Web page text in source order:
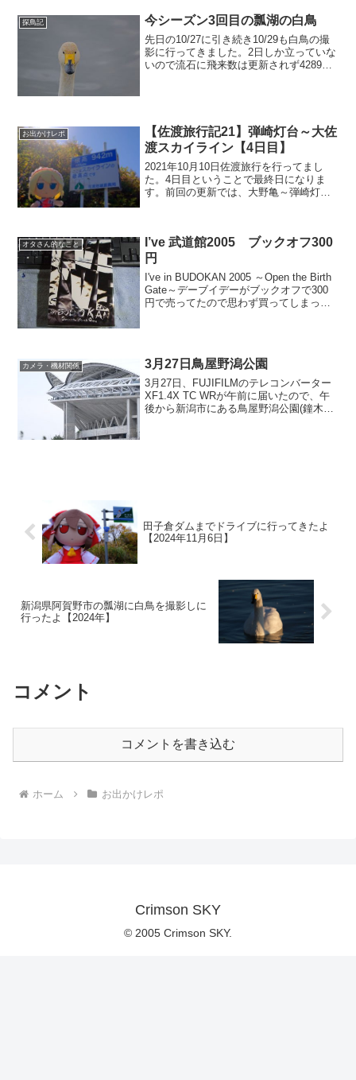
探鳥記 今シーズン3回目の瓢湖の白鳥
先日の10/27に引き続き10/29も白鳥の撮
影に行ってきました。2日しか立っていな
いので流石に飛来数は更新されず4289羽
お出かけレポ
【佐渡旅行記21】弾崎灯台～大佐
渡スカイライン【4日目】
2021年10月10日佐渡旅行を行ってまし
た。4日目ということで最終日になりま
す。前回の更新では、大野亀～弾崎灯台
側に向かいます...
オタさん的なこと
I’ve 武道館2005 ブックオフ300
円
I've in BUDOKAN 2005 ～Open the Birth
Gate～デーブイデーがブックオフで300
円で売ってたので思わず買ってしまった
カメラ・機材関係 3月27日鳥屋野潟公園
3月27日、FUJIFILMのテレコンバーター
XF1.4X TC WRが午前に届いたので、午
後から新潟市にある鳥屋野潟公園(鐘木地
田子倉ダムまでドライブに行ってきたよ
【2024年11月6日】
新潟県阿賀野市の瓢湖に白鳥を撮影しに
行ったよ【2024年】
コメント
コメントを書き込む
ホーム お出かけレポ
Crimson SKY
© 2005 Crimson SKY.